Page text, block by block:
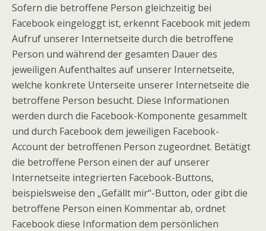
Sofern die betroffene Person gleichzeitig bei
Facebook eingeloggt ist, erkennt Facebook mit jedem
Aufruf unserer Internetseite durch die betroffene
Person und während der gesamten Dauer des
jeweiligen Aufenthaltes auf unserer Internetseite,
welche konkrete Unterseite unserer Internetseite die
betroffene Person besucht. Diese Informationen
werden durch die Facebook-Komponente gesammelt
und durch Facebook dem jeweiligen Facebook-
Account der betroffenen Person zugeordnet. Betätigt
die betroffene Person einen der auf unserer
Internetseite integrierten Facebook-Buttons,
beispielsweise den „Gefällt mir“-Button, oder gibt die
betroffene Person einen Kommentar ab, ordnet
Facebook diese Information dem persönlichen